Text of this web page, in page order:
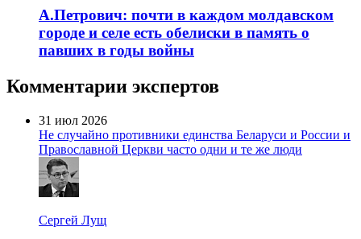
А.Петрович: почти в каждом молдавском
городе и селе есть обелиски в память о
павших в годы войны
Комментарии экспертов
31 июл 2026
Не случайно противники единства Беларуси и России и
Православной Церкви часто одни и те же люди
Сергей Лущ